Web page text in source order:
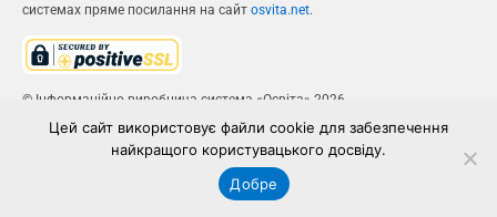
системах пряме посилання на сайт osvita.net.
© Інформаційно-виробнича система «Освіта» 2026.
ІВС «ОСВІТА»
Цей сайт використовує файли cookie для забезпечення
найкращого користувацького досвіду.
Добре